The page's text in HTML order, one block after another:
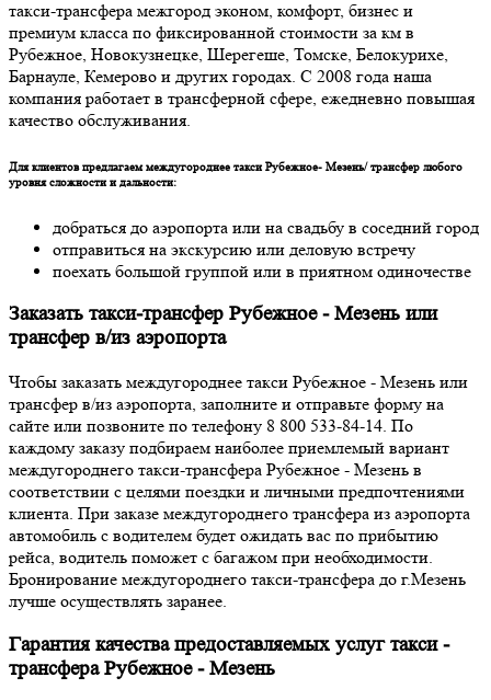
такси-трансфера межгород эконом, комфорт, бизнес и
премиум класса по фиксированной стоимости за км в
Рубежное, Новокузнецке, Шерегеше, Томске, Белокурихе,
Барнауле, Кемерово и других городах. С 2008 года наша
компания работает в трансферной сфере, ежедневно повышая
качество обслуживания.
Для клиентов предлагаем междугороднее такси Рубежное- Мезень/ трансфер любого
уровня сложности и дальности:
добраться до аэропорта или на свадьбу в соседний город
отправиться на экскурсию или деловую встречу
поехать большой группой или в приятном одиночестве
Заказать такси-трансфер Рубежное - Мезень или
трансфер в/из аэропорта
Чтобы заказать междугороднее такси Рубежное - Мезень или
трансфер в/из аэропорта, заполните и отправьте форму на
сайте или позвоните по телефону 8 800 533-84-14. По
каждому заказу подбираем наиболее приемлемый вариант
междугороднего такси-трансфера Рубежное - Мезень в
соответствии с целями поездки и личными предпочтениями
клиента. При заказе междугороднего трансфера из аэропорта
автомобиль с водителем будет ожидать вас по прибытию
рейса, водитель поможет с багажом при необходимости.
Бронирование междугороднего такси-трансфера до г.Мезень
лучше осуществлять заранее.
Гарантия качества предоставляемых услуг такси -
трансфера Рубежное - Мезень